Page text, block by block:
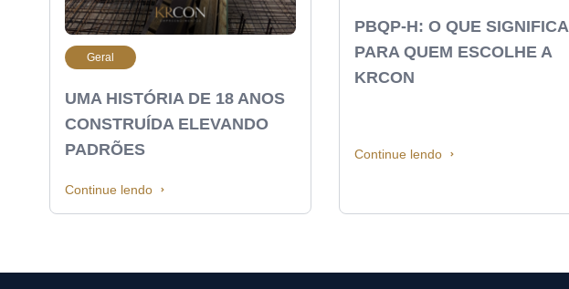
Geral
UMA HISTÓRIA DE 18 ANOS
CONSTRUÍDA ELEVANDO
PADRÕES
Continue lendo
PBQP-H: O QUE SIGNIFICA
PARA QUEM ESCOLHE A
KRCON
Continue lendo